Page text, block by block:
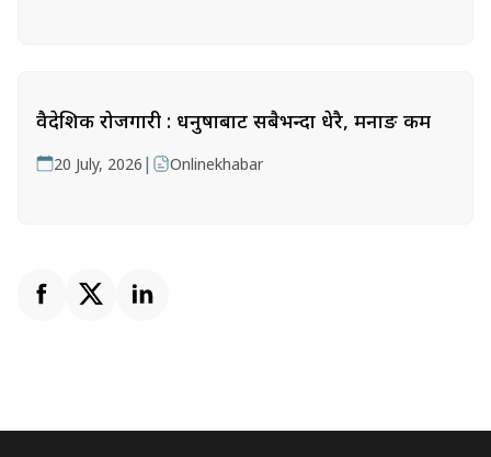
वैदेशिक रोजगारी : धनुषाबाट सबैभन्दा धेरै, मनाङ कम
20 July, 2026 | Onlinekhabar